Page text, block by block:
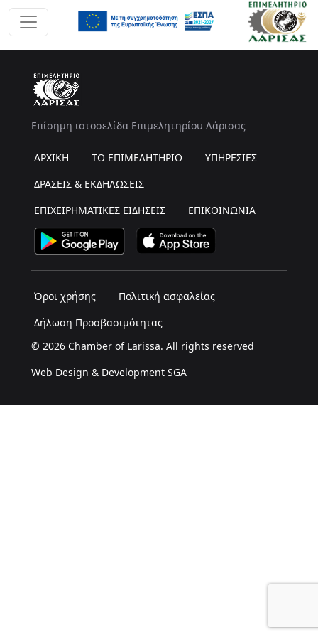
Επίσημη ιστοσελίδα Επιμελητηρίου Λάρισας
ΑΡΧΙΚΗ ΤΟ ΕΠΙΜΕΛΗΤΗΡΙΟ
ΥΠΗΡΕΣΙΕΣ
ΔΡΑΣΕΙΣ & ΕΚΔΗΛΩΣΕΙΣ
ΕΠΙΧΕΙΡΗΜΑΤΙΚΕΣ ΕΙΔΗΣΕΙΣ
ΕΠΙΚΟΙΝΩΝΙΑ
Όροι χρήσης
Πολιτική ασφαλείας
Δήλωση Προσβασιμότητας
© 2026 Chamber of Larissa. All rights reserved
Web Design & Development SGA